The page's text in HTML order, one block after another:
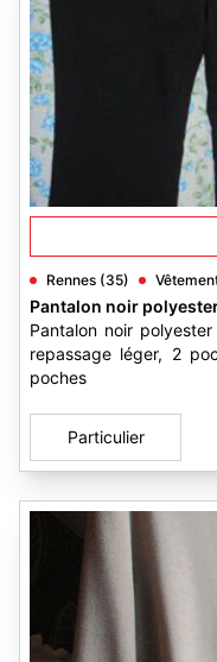
Rennes (35)
Pantalon noir
Pantalon noir
repassage léger, 2
poches
Particulier